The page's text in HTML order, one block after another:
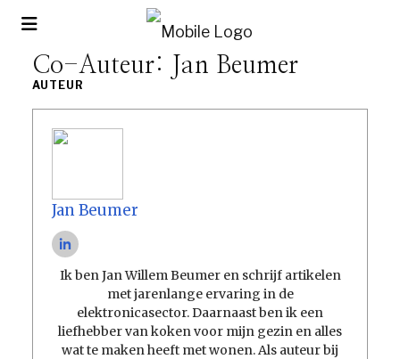
Co-Auteur: Jan Beumer
AUTEUR
Jan Beumer
Ik ben Jan Willem Beumer en schrijf artikelen
met jarenlange ervaring in de
elektronicasector. Daarnaast ben ik een
liefhebber van koken voor mijn gezin en alles
wat te maken heeft met wonen. Als auteur bij